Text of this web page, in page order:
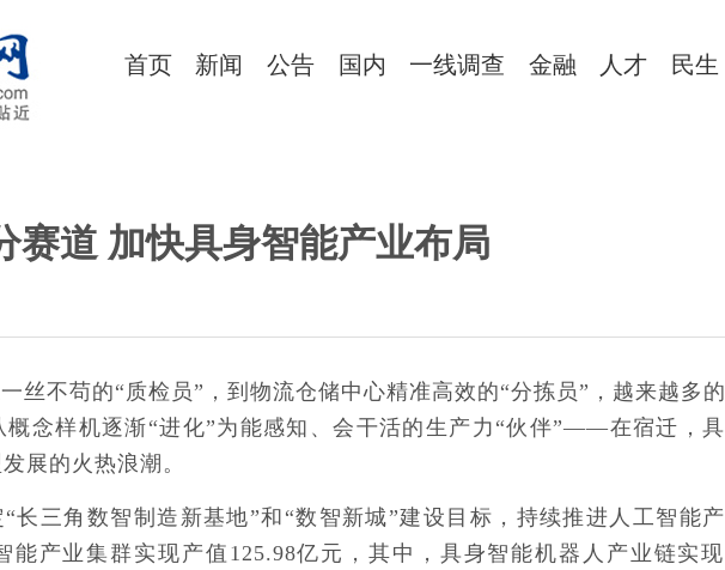
首页 新闻 公告 国内 一线调查 金融 人才 民生
赛道 加快具身智能产业布局
丝不苟的“质检员”，到物流仓储中心精准高效的“分拣员”，越来越多
概念样机逐渐“进化”为能感知、会干活的生产力“伙伴”——在宿迁，
展的火热浪潮。
长三角数智制造新基地”和“数智新城”建设目标，持续推进人工智能
产业集群实现产值125.98亿元，其中，具身智能机器人产业链实